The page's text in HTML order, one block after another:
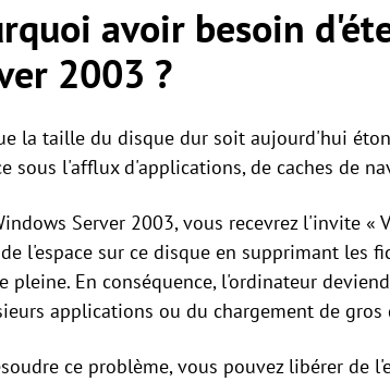
avoir besoin
2003 ?
la taille du disque dur soit aujourd'hui
sous l'afflux d'applications, de caches de
Server 2003, vous recevrez l'invite «
l'espace sur ce disque en supprimant les
pleine. En conséquence, l'ordinateur
applications ou du chargement de gros
ce problème, vous pouvez libérer de